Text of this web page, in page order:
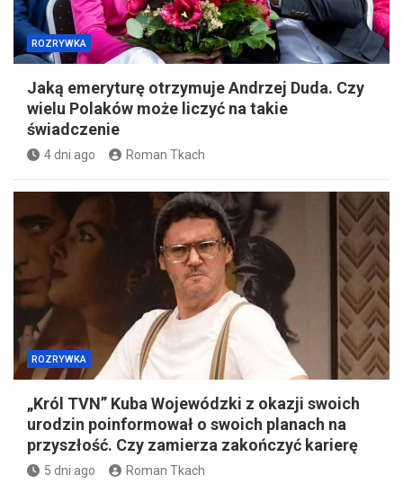
ROZRYWKA
Jaką emeryturę otrzymuje Andrzej Duda. Czy
wielu Polaków może liczyć na takie
świadczenie
4 dni ago Roman Tkach
ROZRYWKA
„Król TVN” Kuba Wojewódzki z okazji swoich
urodzin poinformował o swoich planach na
przyszłość. Czy zamierza zakończyć karierę
5 dni ago Roman Tkach